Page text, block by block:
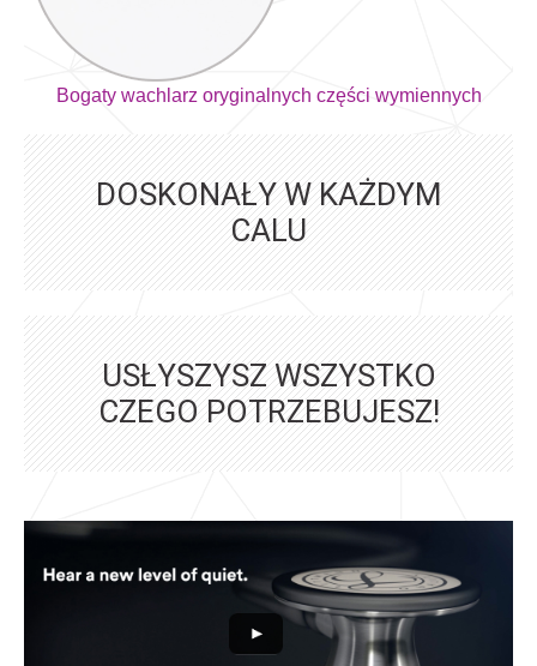
Bogaty wachlarz oryginalnych części wymiennych
DOSKONAŁY W KAŻDYM
CALU
USŁYSZYSZ WSZYSTKO
CZEGO POTRZEBUJESZ!